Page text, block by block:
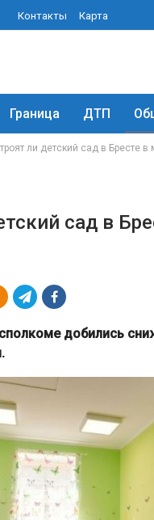
Контакты Карта
Граница ДТП
ли детский сад в Бресте в
сад в
добились